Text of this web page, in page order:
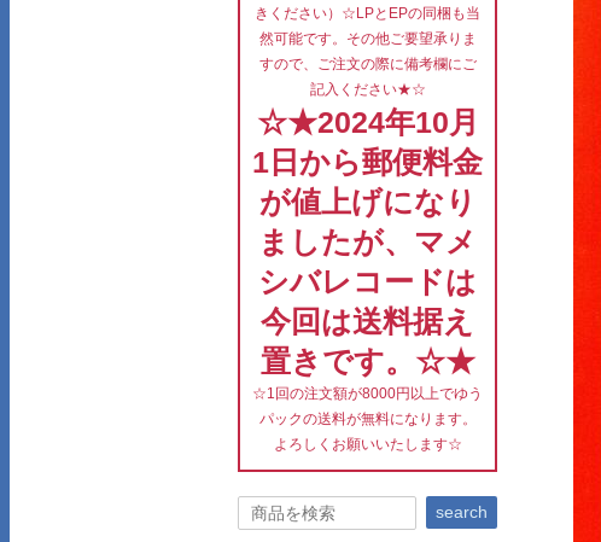
きください）☆LPとEPの同梱も当
然可能です。その他ご要望承りま
すので、ご注文の際に備考欄にご
記入ください★☆
☆★2024年10月
1日から郵便料金
が値上げになり
ましたが、マメ
シバレコードは
今回は送料据え
置きです。☆★
☆1回の注文額が8000円以上でゆう
パックの送料が無料になります。
よろしくお願いいたします☆
search